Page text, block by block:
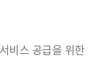
비스 공급을 위한